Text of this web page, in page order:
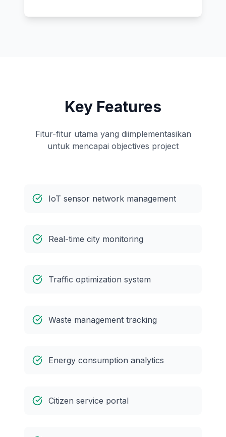
Key Features
Fitur-fitur utama yang diimplementasikan
untuk mencapai objectives project
IoT sensor network management
Real-time city monitoring
Traffic optimization system
Waste management tracking
Energy consumption analytics
Citizen service portal